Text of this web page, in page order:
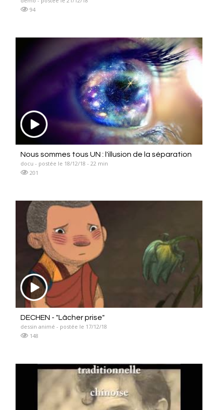
94
Nous sommes tous UN : l'illusion de la séparation
docu - postée le 18/12/18 - 22 min
201
DECHEN - "Lâcher prise"
dessin animé - postée le 17/12/18
148